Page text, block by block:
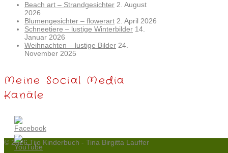
Beach art – Strandgesichter 2. August
2026
Blumengesichter – flowerart 2. April 2026
Schneetiere – lustige Winterbilder 14.
Januar 2026
Weihnachten – lustige Bilder 24.
November 2025
Meine Social Media
Kanäle
© 2026 Tijo Kinderbuch - Tina Birgitta Lauffer